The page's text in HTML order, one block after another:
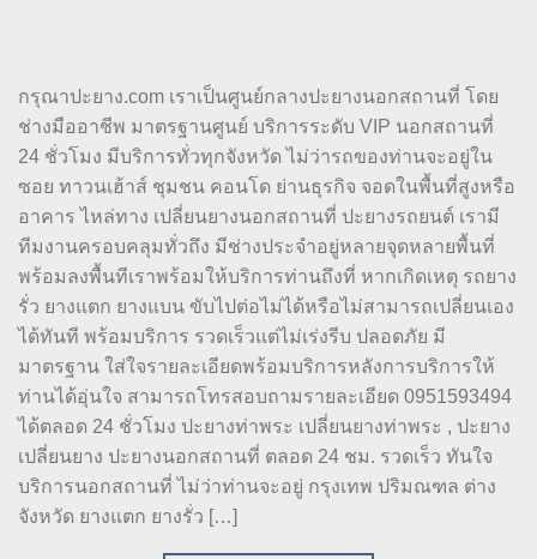
กรุณาปะยาง.com เราเป็นศูนย์กลางปะยางนอกสถานที่ โดย
ช่างมืออาชีพ มาตรฐานศูนย์ บริการระดับ VIP นอกสถานที่
24 ชั่วโมง มีบริการทั่วทุกจังหวัด ไม่ว่ารถของท่านจะอยู่ใน
ซอย ทาวนเฮ้าส์ ชุมชน คอนโด ย่านธุรกิจ จอดในพื้นที่สูงหรือ
อาคาร ไหล่ทาง เปลี่ยนยางนอกสถานที่ ปะยางรถยนต์ เรามี
ทีมงานครอบคลุมทั่วถึง มีช่างประจำอยู่หลายจุดหลายพื้นที่
พร้อมลงพื้นทีเราพร้อมให้บริการท่านถึงที่ หากเกิดเหตุ รถยาง
รั่ว ยางแตก ยางแบน ขับไปต่อไม่ได้หรือไม่สามารถเปลี่ยนเอง
ได้ทันที พร้อมบริการ รวดเร็วแต่ไม่เร่งรีบ ปลอดภัย มี
มาตรฐาน ใส่ใจรายละเอียดพร้อมบริการหลังการบริการให้
ท่านได้อุ่นใจ สามารถโทรสอบถามรายละเอียด 0951593494
ได้ตลอด 24 ชั่วโมง ปะยางท่าพระ เปลี่ยนยางท่าพระ , ปะยาง
เปลี่ยนยาง ปะยางนอกสถานที่ ตลอด 24 ชม. รวดเร็ว ทันใจ
บริการนอกสถานที่ ไม่ว่าท่านจะอยู่ กรุงเทพ ปริมณฑล ต่าง
จังหวัด ยางแตก ยางรั่ว […]